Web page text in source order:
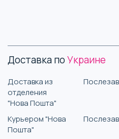
Доставка поУкраине
Доставка из
отделения
"Нова Пошта"
Курьером "Нова
Пошта"